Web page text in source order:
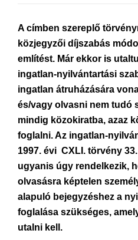
A címben szereplő
közjegyzői díjszabás
említést. Már ekkor is
ingatlan-nyilvántartási
ingatlan átruházására
és/vagy olvasni nem tudó
mindig közokiratba, azaz
foglalni. Az ingatlan-
1997. évi CXLI. törvény
ugyanis úgy rendelkezik,
olvasásra képtelen
alapuló bejegyzéshez a
foglalása szükséges,
utalni kell.